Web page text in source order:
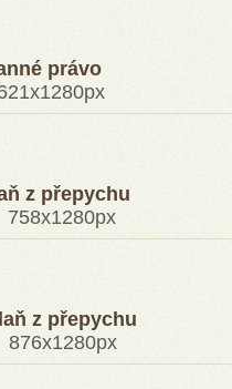
právo
z přepychu
z přepychu